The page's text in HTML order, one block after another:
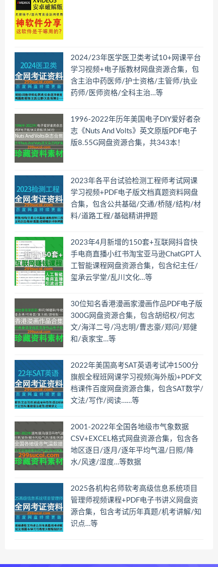
2024/23年医学医卫类考试10+网课平台
学习视频+电子版教材网盘资源合集，包
含主治中药医师/护士资格/主管师/执业
药师/医师资格/全科主治…等
1996-2022年历年美国电子DIY爱好者杂
志《Nuts And Volts》英文原版PDF电子
版8.55G网盘资源合集，共343本！
2023年各平台试验检测工程师考试网课
学习视频+PDF电子版文档真题资料网盘
合集，包含公共基础/交通/桥隧/结构/材
料/道路工程/基础精讲押题
2023年4月新增的150套+互联网抖音快
手电商直播小红书淘宝亚马逊ChatGPT人
工智能课程网盘资源合集，包含纪主任/
玺承云学堂/乱川文化…等
30位知名香港漫画家漫画作品PDF电子版
300G网盘资源合集，包含胡绍权/何志
文/海洋二号/冯志明/曹志豪/郑问/郑健
和/袁家宝…等
2022年美国高考SAT英语考试冲1500分
旗舰全程班网课学习视频(海外版)+PDF文
档课件百度网盘资源合集，包含SAT数学/
文法/写作/阅读……等
2001-2022年全国各地级市气象数据
CSV+EXCEL格式网盘资源合集，包含各
地区逐日/逐月/逐年平均气温/日照/降
水/风速/湿度…等数据
2025各机构名师软考高级信息系统项目
管理师视频课程+PDF电子书讲义网盘资
源合集，包含考试历年真题/机考讲解/知
识点…等